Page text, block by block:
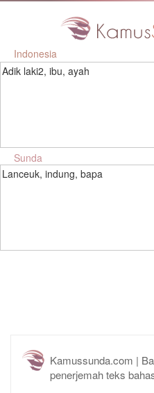
Indonesia
Adik laki2, ibu, ayah
Sunda
Lanceuk, indung, bapa
Kamussunda.com |
penerjemah teks